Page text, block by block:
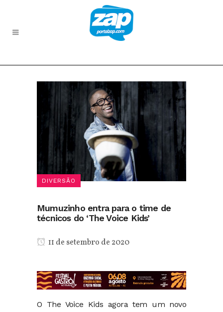
DIVERSÃO
Mumuzinho entra para o time de
técnicos do ‘The Voice Kids’
11 de setembro de 2020
O The Voice Kids agora tem um novo